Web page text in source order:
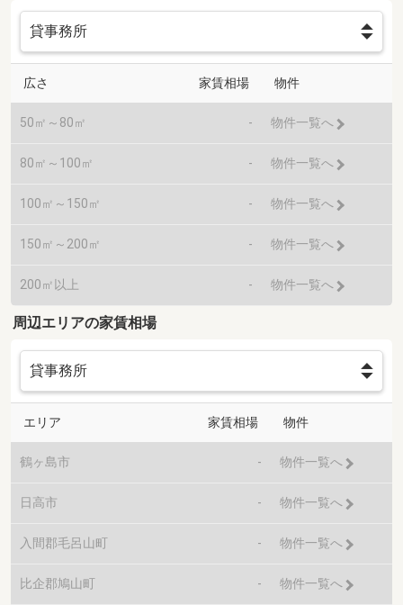
広さ 家賃相場 物件
50㎡～80㎡ - 物件一覧へ
80㎡～100㎡ - 物件一覧へ
100㎡～150㎡ - 物件一覧へ
150㎡～200㎡ - 物件一覧へ
200㎡以上 - 物件一覧へ
周辺エリアの家賃相場
エリア 家賃相場 物件
鶴ヶ島市 - 物件一覧へ
日高市 - 物件一覧へ
入間郡毛呂山町 - 物件一覧へ
比企郡鳩山町 - 物件一覧へ